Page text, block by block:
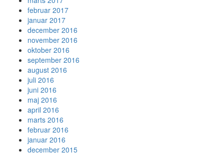
februar 2017
januar 2017
december 2016
november 2016
oktober 2016
september 2016
august 2016
juli 2016
juni 2016
maj 2016
april 2016
marts 2016
februar 2016
januar 2016
december 2015